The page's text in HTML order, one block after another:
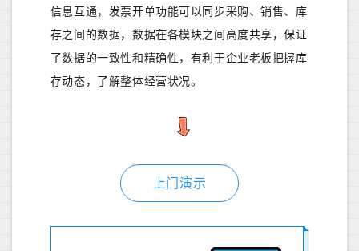
信息互通，发票开单功能可以同步采购、销售、库
存之间的数据，数据在各模块之间高度共享，保证
了数据的一致性和精确性，有利于企业老板把握库
存动态，了解整体经营状况。
上门演示